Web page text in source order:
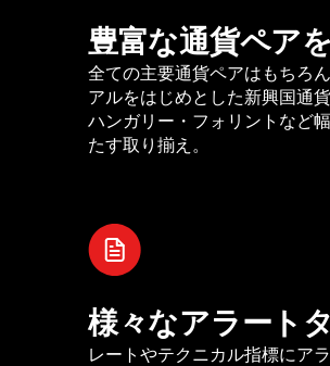
豊富な通貨ペア
全ての主要通貨ペアはもちろ
アルをはじめとした新興国通
ハンガリー・フォリントなど
たす取り揃え。
様々なアラート
レートやテクニカル指標にア